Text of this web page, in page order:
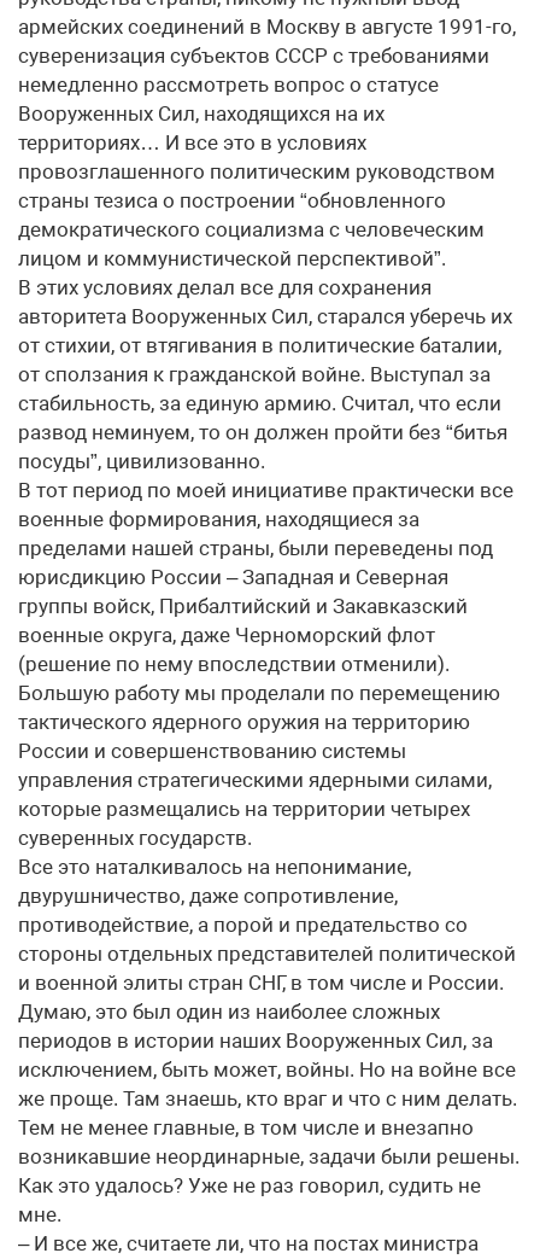
армейских соединений в Москву в августе 1991-го,
суверенизация субъектов СССР с требованиями
немедленно рассмотреть вопрос о статусе
Вооруженных Сил, находящихся на их
территориях… И все это в условиях
провозглашенного политическим руководством
страны тезиса о построении “обновленного
демократического социализма с человеческим
лицом и коммунистической перспективой”.
В этих условиях делал все для сохранения
авторитета Вооруженных Сил, старался уберечь их
от стихии, от втягивания в политические баталии,
от сползания к гражданской войне. Выступал за
стабильность, за единую армию. Считал, что если
развод неминуем, то он должен пройти без “битья
посуды”, цивилизованно.
В тот период по моей инициативе практически все
военные формирования, находящиеся за
пределами нашей страны, были переведены под
юрисдикцию России – Западная и Северная
группы войск, Прибалтийский и Закавказский
военные округа, даже Черноморский флот
(решение по нему впоследствии отменили).
Большую работу мы проделали по перемещению
тактического ядерного оружия на территорию
России и совершенствованию системы
управления стратегическими ядерными силами,
которые размещались на территории четырех
суверенных государств.
Все это наталкивалось на непонимание,
двурушничество, даже сопротивление,
противодействие, а порой и предательство со
стороны отдельных представителей политической
и военной элиты стран СНГ, в том числе и России.
Думаю, это был один из наиболее сложных
периодов в истории наших Вооруженных Сил, за
исключением, быть может, войны. Но на войне все
же проще. Там знаешь, кто враг и что с ним делать.
Тем не менее главные, в том числе и внезапно
возникавшие неординарные, задачи были решены.
Как это удалось? Уже не раз говорил, судить не
мне.
– И все же, считаете ли, что на постах министра